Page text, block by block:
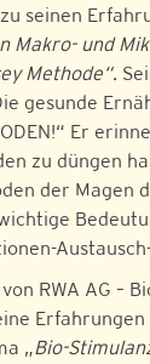
seinen
Makro- und
Methode“.
gesunde
Er
zu düngen
der Magen
RWA AG –
Erfahrungen
„Bio-